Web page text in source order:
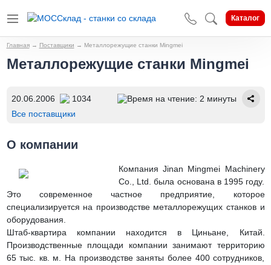
Каталог
Главная → Поставщики → Металлорежущие станки Mingmei
Металлорежущие станки Mingmei
20.06.2006 1034
Время на чтение: 2 минуты
Все поставщики
О компании
Компания Jinan Mingmei Machinery
Co., Ltd. была основана в 1995 году.
Это современное частное предприятие, которое
специализируется на производстве металлорежущих станков и
оборудования.
Штаб-квартира компании находится в Циньане, Китай.
Производственные площади компании занимают территорию
65 тыс. кв. м. На производстве заняты более 400 сотрудников,